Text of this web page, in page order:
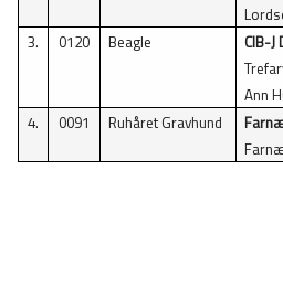
3.
0120 Beagle
CIB-J
Ann
4.
0091 Ruhåret Gravhund